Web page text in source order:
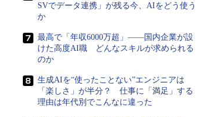
SVでデータ連携」が残る今、AIをどう使う
か
最高で「年収6000万超」――国内企業が設
けた高度AI職 どんなスキルが求められる
のか
生成AIを“使ったことない”エンジニアは
「楽しさ」が半分？ 仕事に「満足」する
理由は年代別でこんなに違った